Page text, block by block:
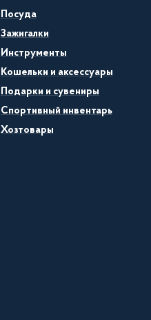
Посуда
Зажигалки
Инструменты
Кошельки и аксессуары
Подарки и сувениры
Спортивный инвентарь
Хозтовары